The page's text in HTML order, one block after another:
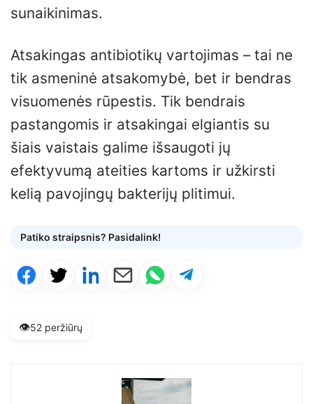
sunaikinimas.
Atsakingas antibiotikų vartojimas – tai ne
tik asmeninė atsakomybė, bet ir bendras
visuomenės rūpestis. Tik bendrais
pastangomis ir atsakingai elgiantis su
šiais vaistais galime išsaugoti jų
efektyvumą ateities kartoms ir užkirsti
kelią pavojingų bakterijų plitimui.
Patiko straipsnis? Pasidalink!
👁️52 peržiūrų